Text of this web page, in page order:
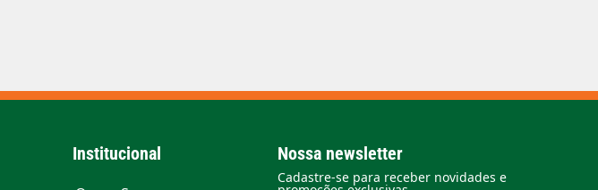
Institucional Nossa newsletter
Cadastre-se para receber novidades e